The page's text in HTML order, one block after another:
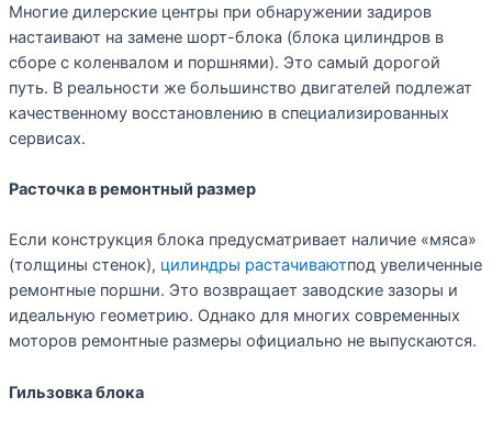
Многие дилерские центры при обнаружении задиров
настаивают на замене шорт-блока (блока цилиндров в
сборе с коленвалом и поршнями). Это самый дорогой
путь. В реальности же большинство двигателей подлежат
качественному восстановлению в специализированных
сервисах.
Расточка в ремонтный размер
Если конструкция блока предусматривает наличие «мяса»
(толщины стенок), цилиндры растачиваютпод увеличенные
ремонтные поршни. Это возвращает заводские зазоры и
идеальную геометрию. Однако для многих современных
моторов ремонтные размеры официально не выпускаются.
Гильзовка блока